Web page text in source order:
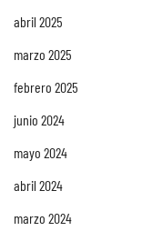
abril 2025
marzo 2025
febrero 2025
junio 2024
mayo 2024
abril 2024
marzo 2024